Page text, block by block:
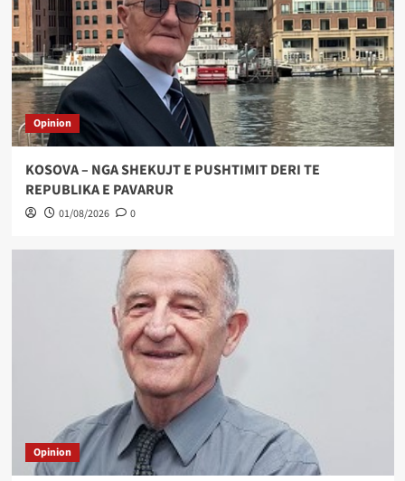
Opinion
KOSOVA – NGA SHEKUJT E PUSHTIMIT DERI TE
REPUBLIKA E PAVARUR
01/08/2026 0
Opinion